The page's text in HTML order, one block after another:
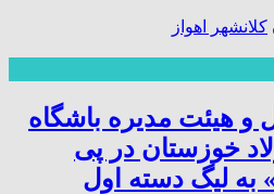
کلانشهر اهواز
و هیئت مدیره باشگاه
خوزستان در پی
به لیگ دسته اول